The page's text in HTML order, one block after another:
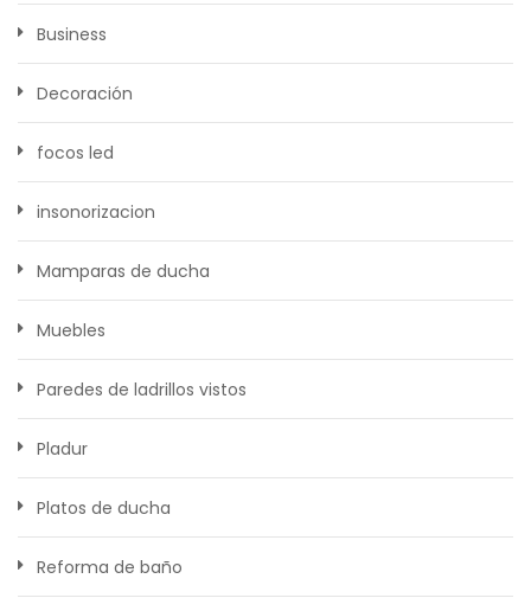
Business
Decoración
focos led
insonorizacion
Mamparas de ducha
Muebles
Paredes de ladrillos vistos
Pladur
Platos de ducha
Reforma de baño